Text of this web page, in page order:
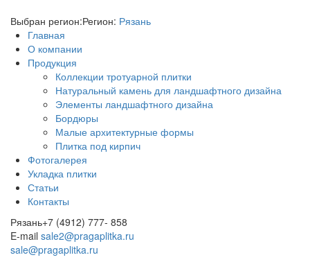
Выбран регион:Регион: Рязань
Главная
О компании
Продукция
Коллекции тротуарной плитки
Натуральный камень для ландшафтного дизайна
Элементы ландшафтного дизайна
Бордюры
Малые архитектурные формы
Плитка под кирпич
Фотогалерея
Укладка плитки
Статьи
Контакты
Рязань+7 (4912) 777- 858
E-mail sale2@pragaplitka.ru
sale@pragaplitka.ru